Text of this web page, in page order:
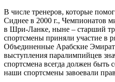
В числе тренеров, которые
Сиднее в 2000 г., Чемпионатов
в Шри-Ланке, ныне – старший
спортсмены приняли участие в
Объединенные Арабские
выступления паралимпийцев
спортсмена всегда должен
наши спортсмены завоевали